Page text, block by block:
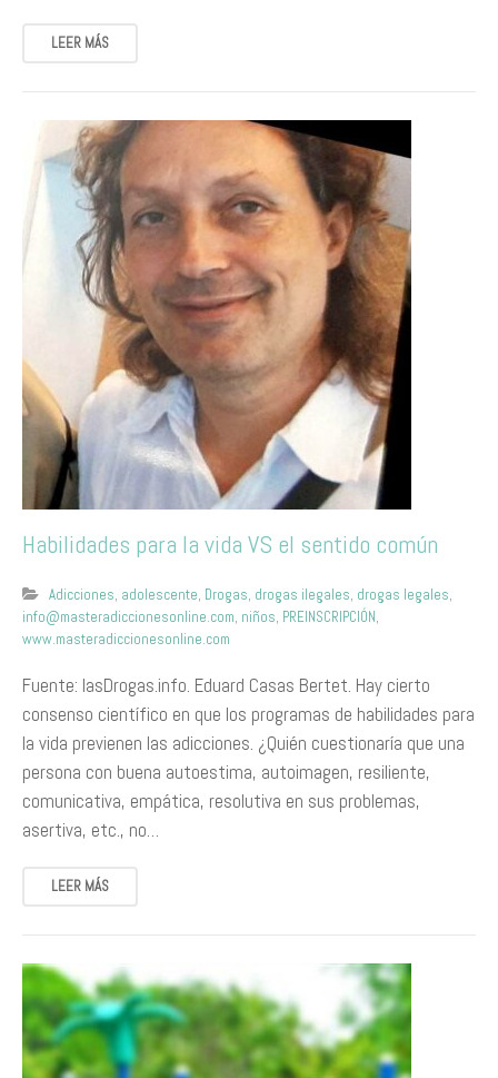
LEER MÁS
Habilidades para la vida VS el sentido común
Adicciones, adolescente, Drogas, drogas ilegales, drogas legales,
info@masteradiccionesonline.com, niños, PREINSCRIPCIÓN,
www.masteradiccionesonline.com
Fuente: lasDrogas.info. Eduard Casas Bertet. Hay cierto
consenso científico en que los programas de habilidades para
la vida previenen las adicciones. ¿Quién cuestionaría que una
persona con buena autoestima, autoimagen, resiliente,
comunicativa, empática, resolutiva en sus problemas,
asertiva, etc., no…
LEER MÁS